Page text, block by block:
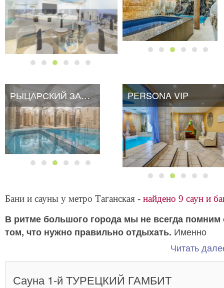
РЫЦАРСКИЙ ЗАМОК PERSONA VIP
Бани и сауны у метро Таганская - найдено 9 саун и
В ритме большого города мы не всегда помним
том, что нужно правильно отдыхать. Именно
поэтому постоянными спутниками современного
москвича является стресс, усталость и недостаток
отправиться в выходные в сауны у метро
Читать
Сауна 1-й ТУРЕЦКИЙ ГАМБИТ